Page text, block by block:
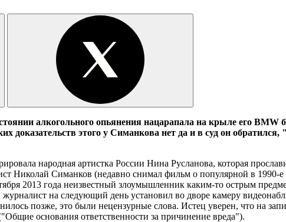
алкогольного опьянения нацарапала на крыле его BMW
доказательств этого у Симанкова нет да и в суд он
народная артистка России Нина Русланова, которая
Николай Симанков (недавно снимал фильм о популярной в 1990-
2013 года неизвестный злоумышленник каким-то острым
на следующий день установил во дворе камеру
позже, это были нецензурные слова. Истец уверен, что на
основания ответственности за причинение вреда").